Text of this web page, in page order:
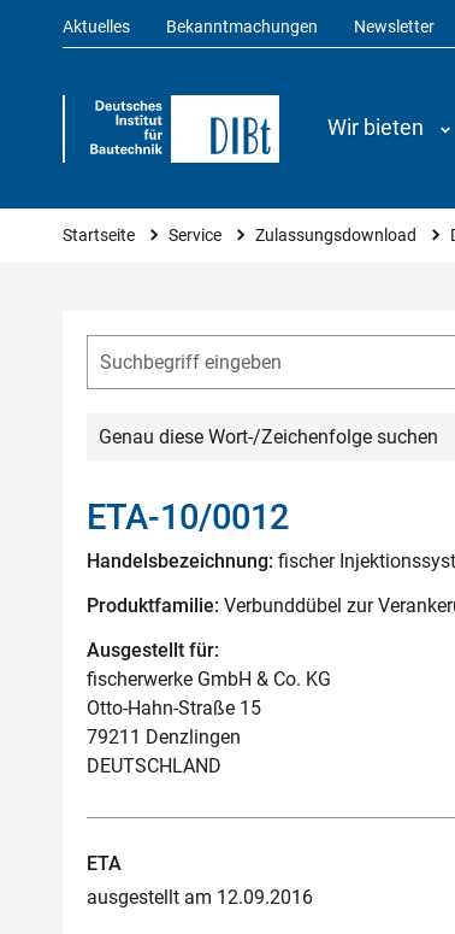
Aktuelles Bekanntmachungen Newsletter
Wir bieten
Sie sind hier
Startseite Service Zulassungsdownload
Genau diese Wort-/Zeichenfolge suchen
ETA-10/0012
Handelsbezeichnung: fischer
Produktfamilie: Verbunddübel zur
Ausgestellt für:
fischerwerke GmbH & Co. KG
Otto-Hahn-Straße 15
79211 Denzlingen
DEUTSCHLAND
ETA
ausgestellt am 12.09.2016